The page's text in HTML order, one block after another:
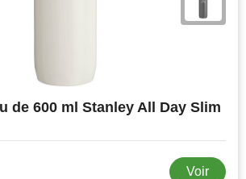
de 600 ml Stanley All Day Slim
Voir